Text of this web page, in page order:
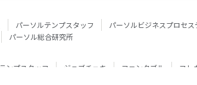
パーソルテンプスタッフ パーソルビジネスプロセス
パーソル総合研究所
テンプスタッフ ジョブチェキ ファンタブル フレ